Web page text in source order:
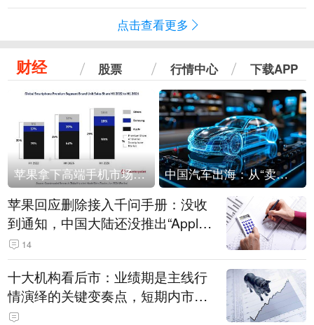
点击查看更多
财经 股票 行情中心 下载APP
苹果拿下高端手机市场65%的份额：iPhone 17系列功不可没 中国汽车出海：从“卖出去”到“走进去”
苹果回应删除接入千问手册：没收
到通知，中国大陆还没推出“Apple
智能使用千问”功能
14
十大机构看后市：业绩期是主线行
情演绎的关键变奏点，短期内市场
或继续反弹，关注三条业绩主线